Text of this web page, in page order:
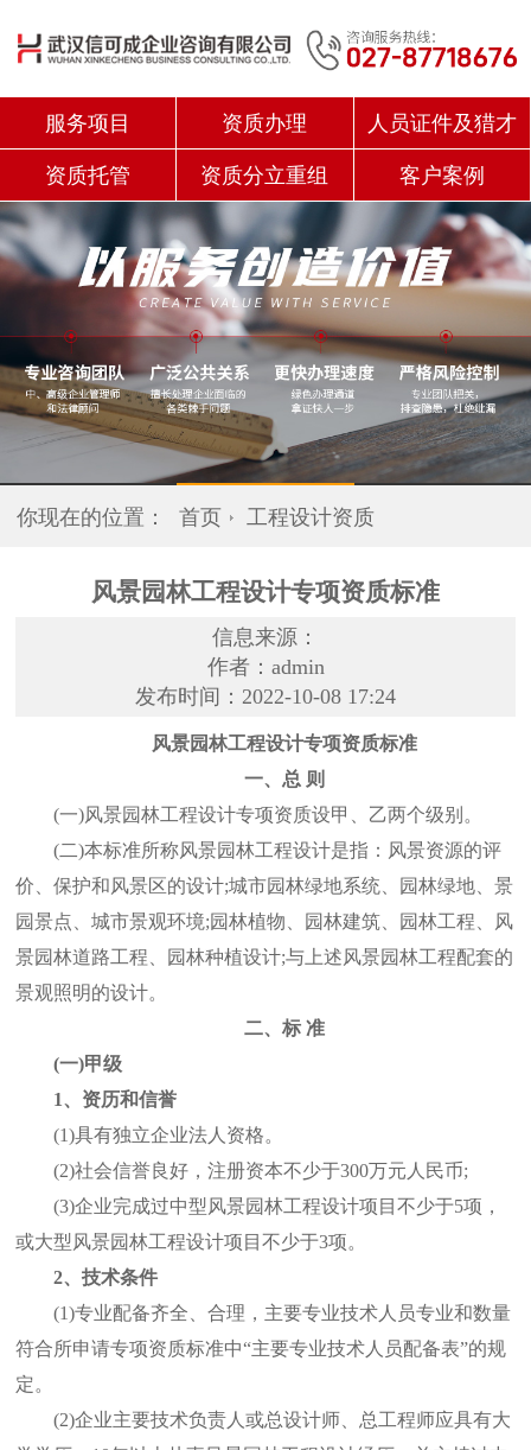
服务项目 资质办理 人员证件及猎才
资质托管 资质分立重组 客户案例
你现在的位置： 首页 工程设计资质
风景园林工程设计专项资质标准
信息来源：
作者：admin
发布时间：2022-10-08 17:24
风景园林工程设计专项资质标准
一、总 则
(一)风景园林工程设计专项资质设甲、乙两个级别。
(二)本标准所称风景园林工程设计是指：风景资源的评
价、保护和风景区的设计;城市园林绿地系统、园林绿地、景
园景点、城市景观环境;园林植物、园林建筑、园林工程、风
景园林道路工程、园林种植设计;与上述风景园林工程配套的
景观照明的设计。
二、标 准
(一)甲级
1、资历和信誉
(1)具有独立企业法人资格。
(2)社会信誉良好，注册资本不少于300万元人民币;
(3)企业完成过中型风景园林工程设计项目不少于5项，
或大型风景园林工程设计项目不少于3项。
2、技术条件
(1)专业配备齐全、合理，主要专业技术人员专业和数量
符合所申请专项资质标准中“主要专业技术人员配备表”的规
定。
(2)企业主要技术负责人或总设计师、总工程师应具有大